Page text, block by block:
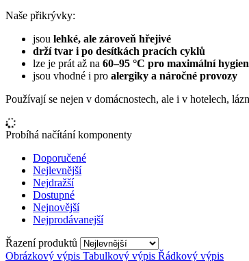
Naše přikrývky:
jsou lehké, ale zároveň hřejivé
drží tvar i po desítkách pracích cyklů
lze je prát až na 60–95 °C pro maximální
jsou vhodné i pro alergiky a náročné provozy
Používají se nejen v domácnostech, ale i v hotelech,
Probíhá načítání komponenty
Doporučené
Nejlevnější
Nejdražší
Dostupné
Nejnovější
Nejprodávanejší
Řazení produktů
Obrázkový výpis Tabulkový výpis Řádkový výpis